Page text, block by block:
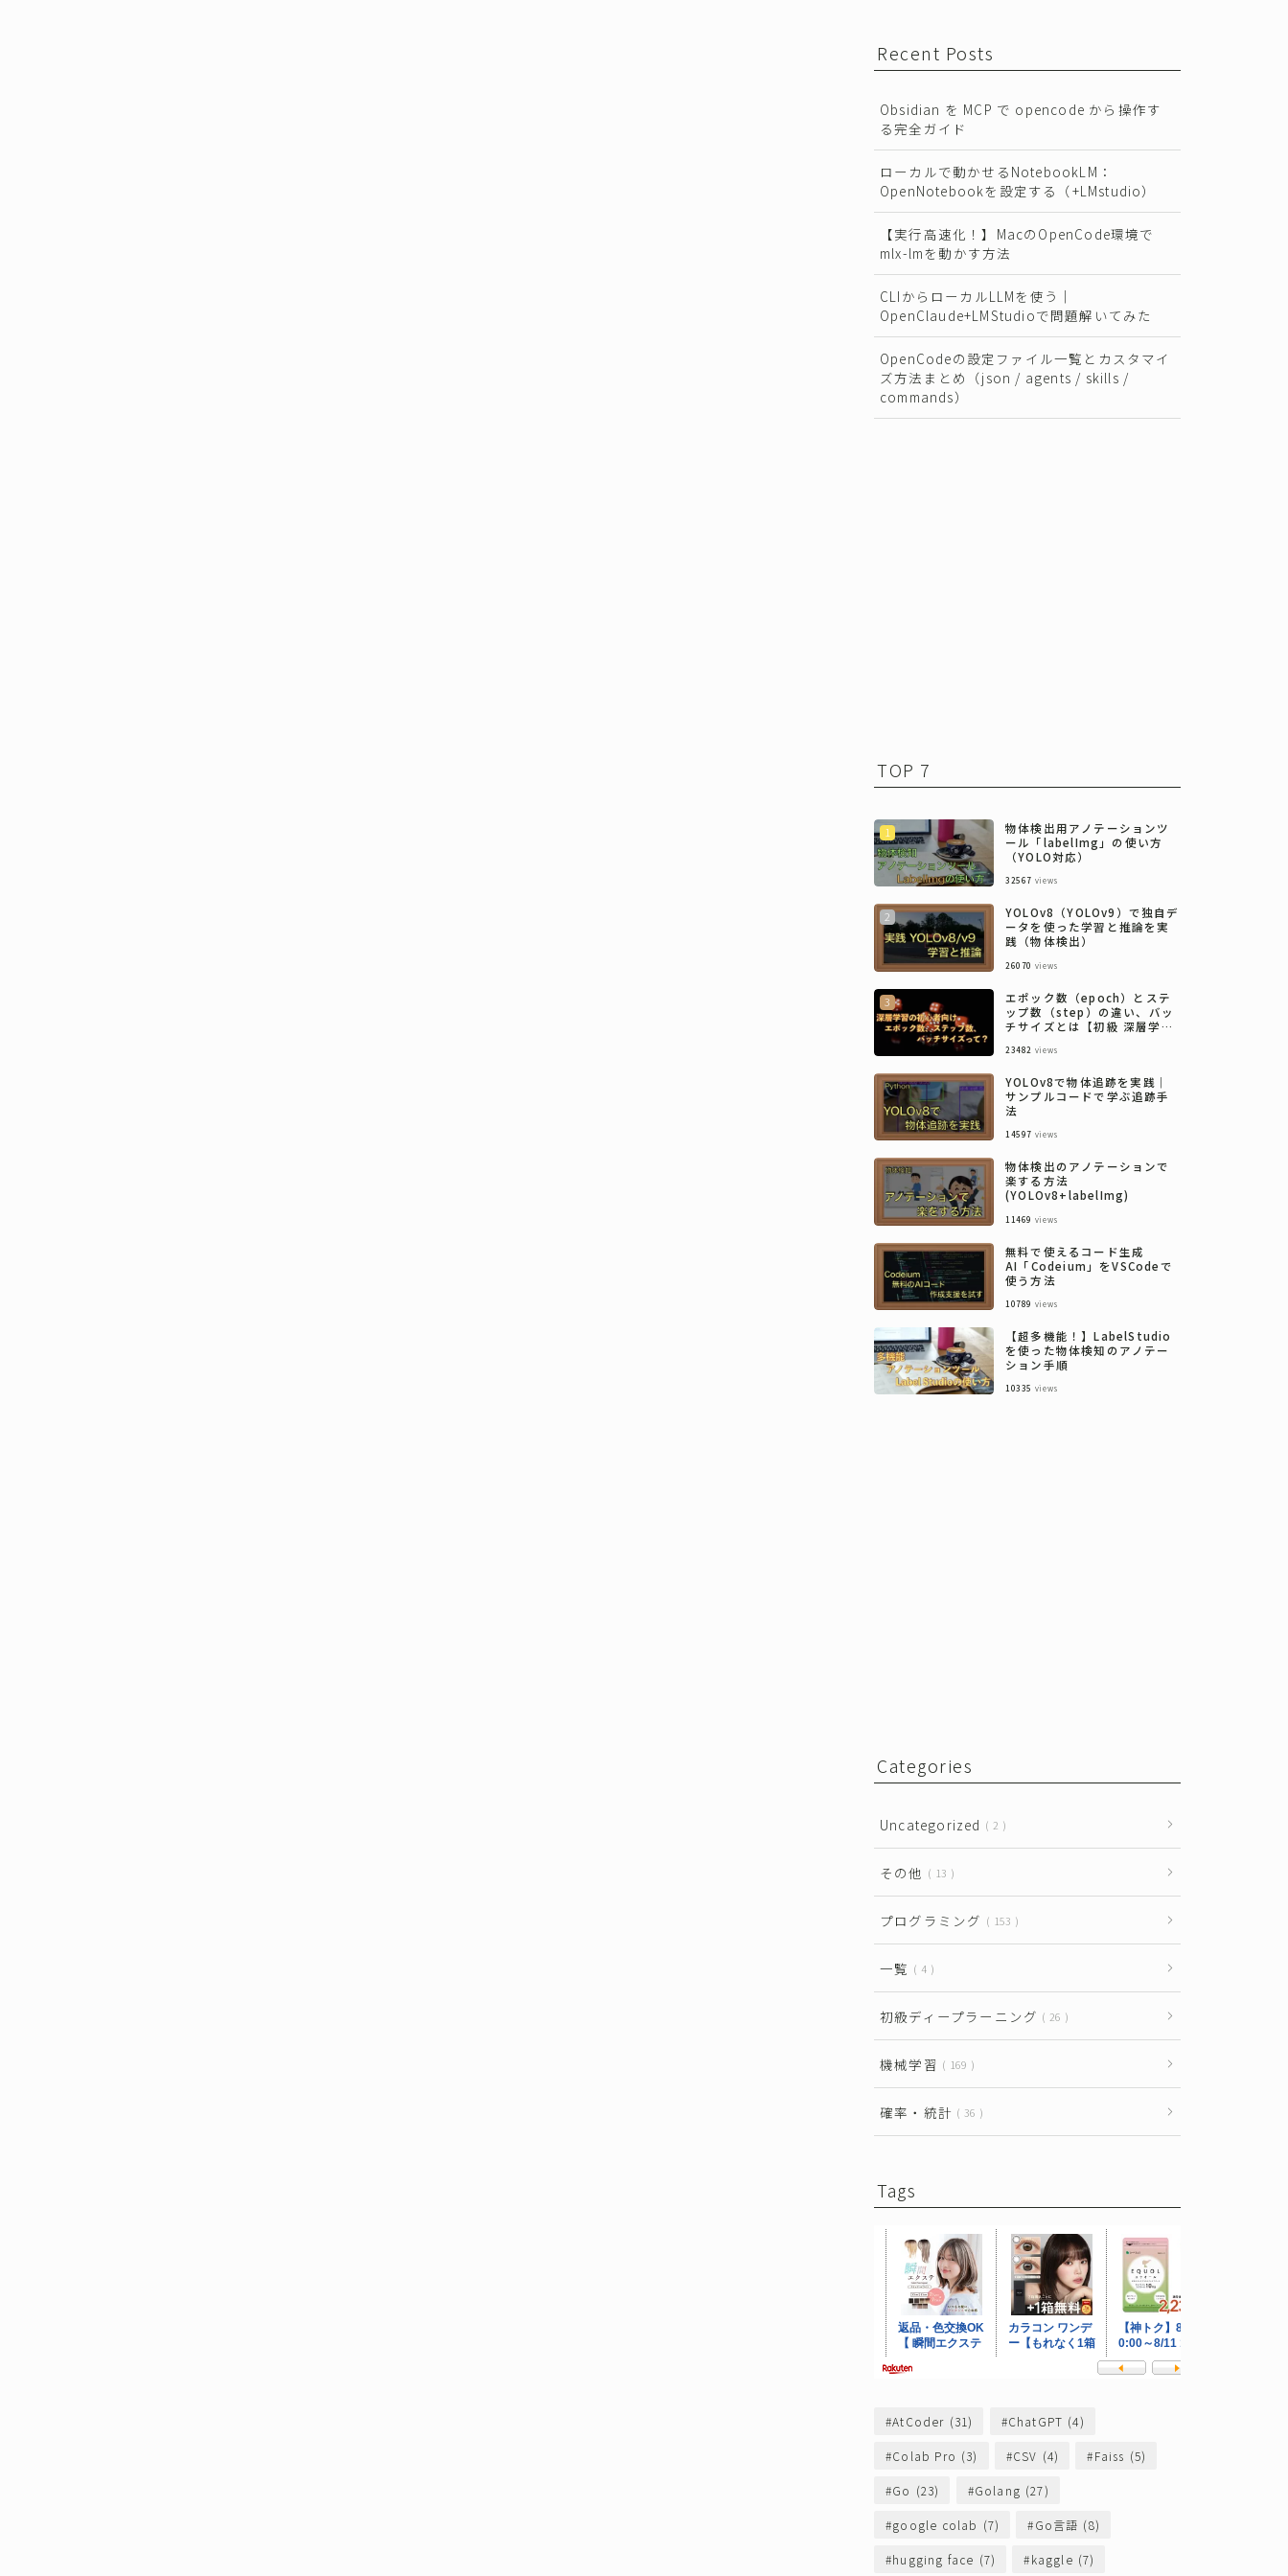
Recent Posts
Obsidian を MCP で opencode から操作す
る完全ガイド
ローカルで動かせるNotebookLM：
OpenNotebookを設定する（+LMstudio）
【実行高速化！】MacのOpenCode環境で
mlx-lmを動かす方法
CLIからローカルLLMを使う｜
OpenClaude+LMStudioで問題解いてみた
OpenCodeの設定ファイル一覧とカスタマイ
ズ方法まとめ（json / agents / skills /
commands）
TOP 7
物体検出用アノテーションツ
ール「labelImg」の使い方
（YOLO対応）
32567 views
YOLOv8（YOLOv9）で独自デ
ータを使った学習と推論を実
践（物体検出）
26070 views
エポック数（epoch）とステ
ップ数（step）の違い、バッ
チサイズとは【初級 深層学習
23482 views
YOLOv8で物体追跡を実践｜
サンプルコードで学ぶ追跡手
法
14597 views
物体検出のアノテーションで
楽する方法
(YOLOv8+labelImg)
11469 views
無料で使えるコード生成
AI「Codeium」をVSCodeで
使う方法
10789 views
【超多機能！】LabelStudio
を使った物体検知のアノテー
ション手順
10335 views
Categories
Uncategorized 2
その他 13
プログラミング 153
一覧 4
初級ディープラーニング 26
機械学習 169
確率・統計 36
Tags
AtCoder (31) ChatGPT (4)
Colab Pro (3) CSV (4) Faiss (5)
Go (23) Golang (27)
google colab (7) Go言語 (8)
hugging face (7) kaggle (7)